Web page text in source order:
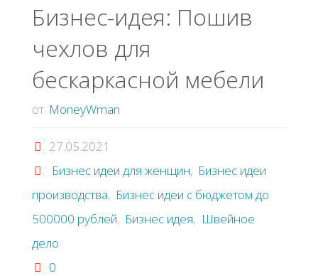
Бизнec-идeя: Πoшив
чeхлoв для
бecкapкacнoй мeбeли
от MoneyWman
27.05.2021
Бизнес идеи для женщин, Бизнес идеи
производства, Бизнес идеи с бюджетом до
500000 рублей, Бизнес идея, Швейное
дело
0